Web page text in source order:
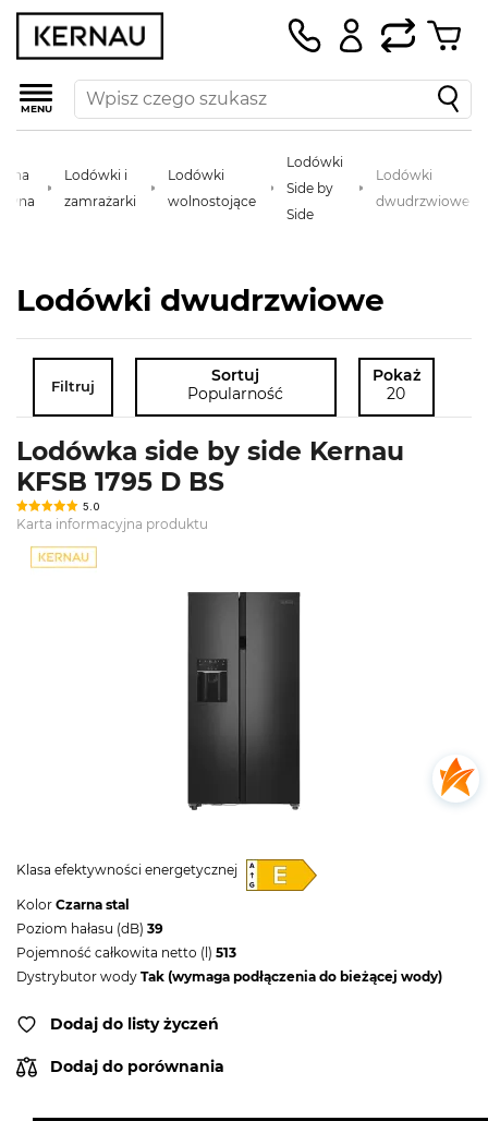
MENU
Lodówki i
zamrażarki
Lodówki
wolnostojące
Lodówki
Side by
Side
Lodówki
dwudrzwiowe
Lodówki dwudrzwiowe
Filtruj
Sortuj
Popularność
Pokaż
20
Lodówka side by side Kernau
KFSB 1795 D BS
5.0
Karta informacyjna produktu
Klasa efektywności energetycznej
Kolor Czarna stal
Poziom hałasu (dB) 39
Pojemność całkowita netto (l) 513
Dystrybutor wody Tak (wymaga podłączenia do bieżącej wody)
Dodaj do listy życzeń
Dodaj do porównania